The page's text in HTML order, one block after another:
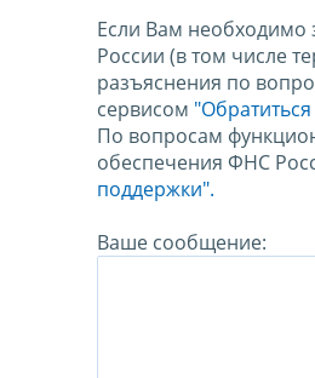
Если Вам необходимо
России (в том числе
разъяснения по
сервисом
По вопросам
обеспечения ФНС
поддержки".
Ваше сообщение: